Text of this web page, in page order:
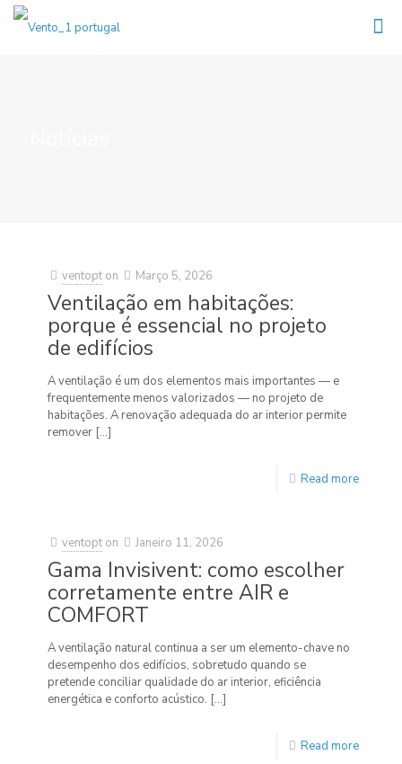
ventopt on Março 5, 2026
Ventilação em habitações:
porque é essencial no projeto
de edifícios
A ventilação é um dos elementos mais importantes — e
frequentemente menos valorizados — no projeto de
habitações. A renovação adequada do ar interior permite
remover […]
Read more
ventopt on Janeiro 11, 2026
Gama Invisivent: como escolher
corretamente entre AIR e
COMFORT
A ventilação natural continua a ser um elemento-chave no
desempenho dos edifícios, sobretudo quando se
pretende conciliar qualidade do ar interior, eficiência
energética e conforto acústico. […]
Read more